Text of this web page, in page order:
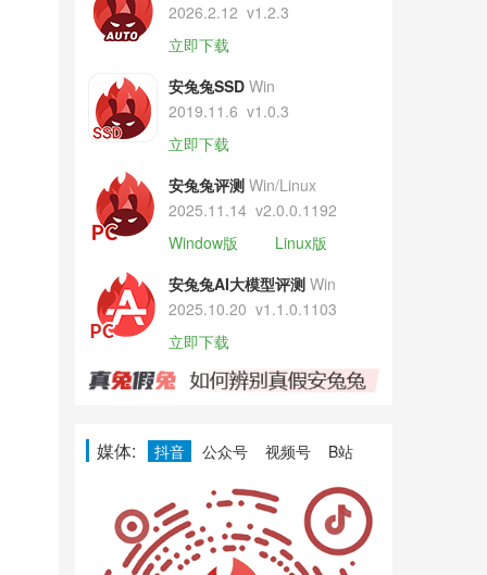
2026.2.12 v1.2.3
立即下载
安兔兔SSD Win
2019.11.6 v1.0.3
立即下载
安兔兔评测 Win/Linux
2025.11.14 v2.0.0.1192
Window版
Linux版
安兔兔AI大模型评测 Win
2025.10.20 v1.1.0.1103
立即下载
媒体: 抖音 公众号 视频号 B站